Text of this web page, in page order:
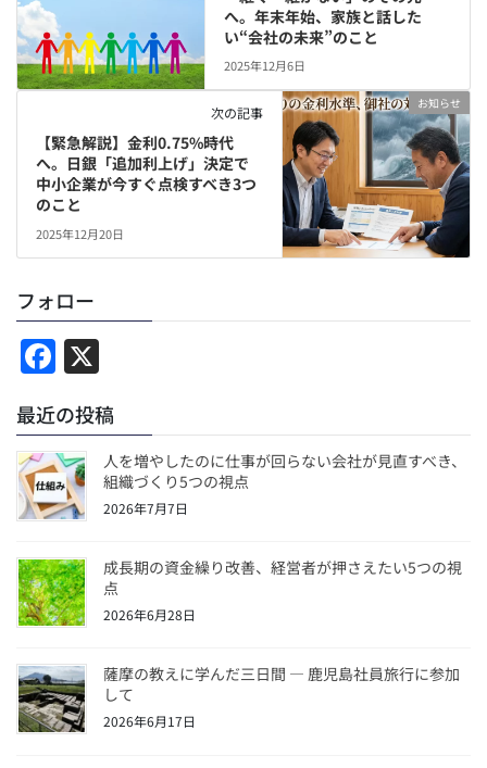
へ。年末年始、家族と話した
い“会社の未来”のこと
2025年12月6日
お知らせ
次の記事
【緊急解説】金利0.75%時代
へ。日銀「追加利上げ」決定で
中小企業が今すぐ点検すべき3つ
のこと
2025年12月20日
フォロー
F
a
c
e
b
o
o
k
最近の投稿
人を増やしたのに仕事が回らない会社が見直すべき、
組織づくり5つの視点
2026年7月7日
成長期の資金繰り改善、経営者が押さえたい5つの視
点
2026年6月28日
薩摩の教えに学んだ三日間 ― 鹿児島社員旅行に参加
して
2026年6月17日